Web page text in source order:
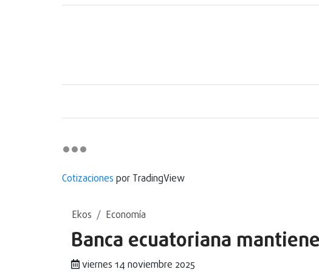
Cotizaciones por TradingView
Ekos Economía
Banca ecuatoriana
viernes 14 noviembre 2025